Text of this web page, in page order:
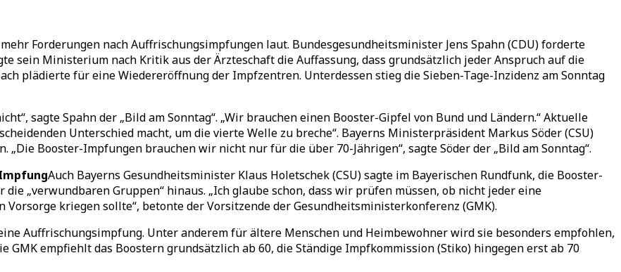
Forderungen nach Auffrischungsimpfungen laut. Bundesgesundheitsminister Jens Spahn (CDU) forderte
sein Ministerium nach Kritik aus der Ärzteschaft die Auffassung, dass grundsätzlich jeder Anspruch auf die
plädierte für eine Wiedereröffnung der Impfzentren. Unterdessen stieg die Sieben-Tage-Inzidenz am Sonntag
sagte Spahn der „Bild am Sonntag“. „Wir brauchen einen Booster-Gipfel von Bund und Ländern.“ Aktuelle
Unterschied macht, um die vierte Welle zu breche“. Bayerns Ministerpräsident Markus Söder (CSU)
Booster-Impfungen brauchen wir nicht nur für die über 70-Jährigen“, sagte Söder der „Bild am Sonntag“.
Auch Bayerns Gesundheitsminister Klaus Holetschek (CSU) sagte im Bayerischen Rundfunk, die Booster-
„verwundbaren Gruppen“ hinaus. „Ich glaube schon, dass wir prüfen müssen, ob nicht jeder eine
kriegen sollte“, betonte der Vorsitzende der Gesundheitsministerkonferenz (GMK).
Auffrischungsimpfung. Unter anderem für ältere Menschen und Heimbewohner wird sie besonders empfohlen,
GMK empfiehlt das Boostern grundsätzlich ab 60, die Ständige Impfkommission (Stiko) hingegen erst ab 70